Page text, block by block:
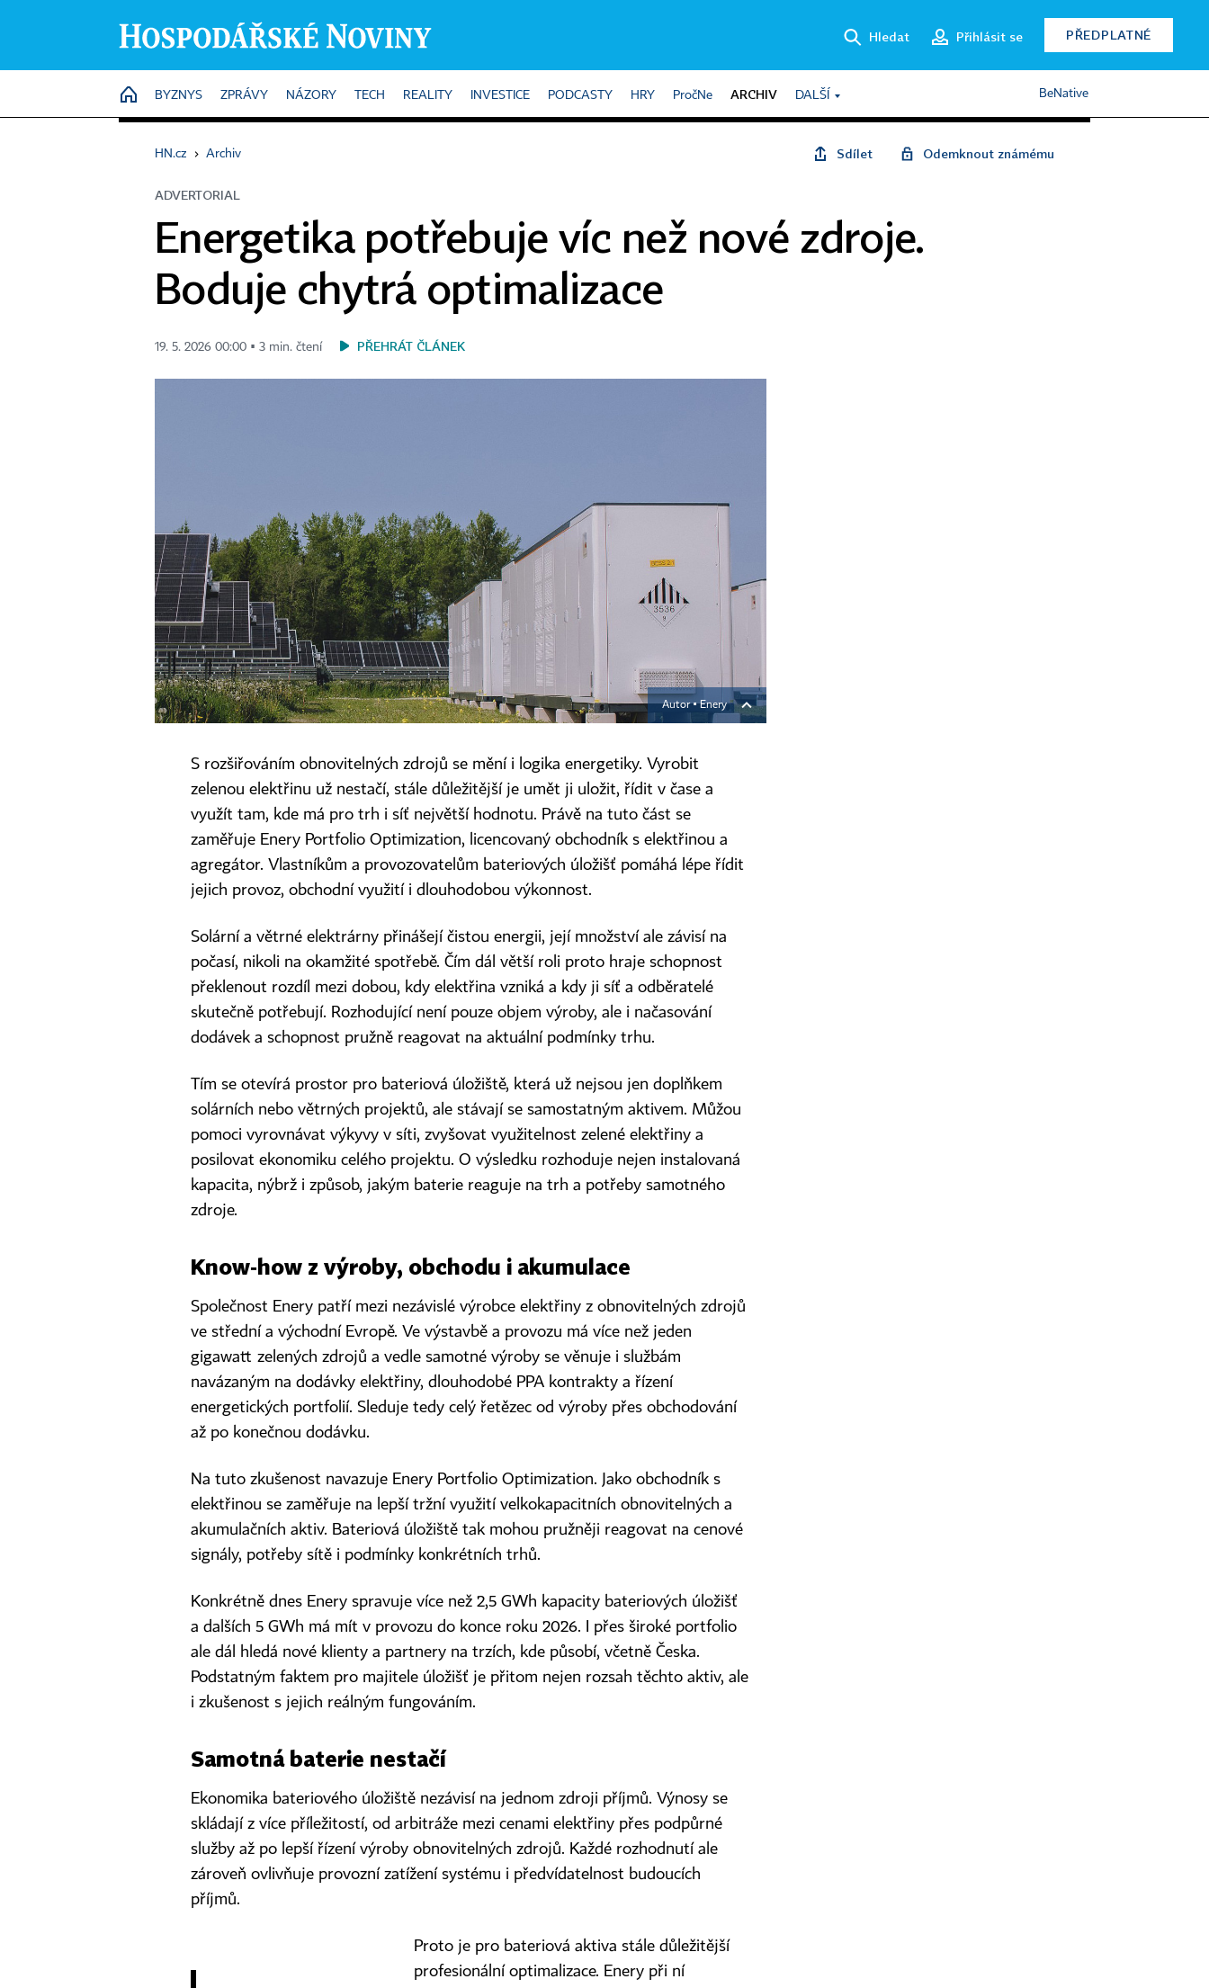
Hledat Přihlásit se PŘEDPLATNÉ
HOME
BYZNYS ZPRÁVY NÁZORY TECH REALITY INVESTICE PODCASTY HRY PročNe ARCHIV DALŠÍ BeNative
HN.cz › Archiv Sdílet Odemknout známému
ADVERTORIAL
Energetika potřebuje víc než nové zdroje.
Boduje chytrá optimalizace
19. 5. 2026 00:00 ▪ 3 min. čtení PŘEHRÁT ČLÁNEK
Autor ▪Enery
S rozšiřováním obnovitelných zdrojů se mění i logika energetiky. Vyrobit
zelenou elektřinu už nestačí, stále důležitější je umět ji uložit, řídit v čase a
využít tam, kde má pro trh i síť největší hodnotu. Právě na tuto část se
zaměřuje Enery Portfolio Optimization, licencovaný obchodník s elektřinou a
agregátor. Vlastníkům a provozovatelům bateriových úložišť pomáhá lépe řídit
jejich provoz, obchodní využití i dlouhodobou výkonnost.
Solární a větrné elektrárny přinášejí čistou energii, její množství ale závisí na
počasí, nikoli na okamžité spotřebě. Čím dál větší roli proto hraje schopnost
překlenout rozdíl mezi dobou, kdy elektřina vzniká a kdy ji síť a odběratelé
skutečně potřebují. Rozhodující není pouze objem výroby, ale i načasování
dodávek a schopnost pružně reagovat na aktuální podmínky trhu.
Tím se otevírá prostor pro bateriová úložiště, která už nejsou jen doplňkem
solárních nebo větrných projektů, ale stávají se samostatným aktivem. Můžou
pomoci vyrovnávat výkyvy v síti, zvyšovat využitelnost zelené elektřiny a
posilovat ekonomiku celého projektu. O výsledku rozhoduje nejen instalovaná
kapacita, nýbrž i způsob, jakým baterie reaguje na trh a potřeby samotného
zdroje.
Know‑how z výroby, obchodu i akumulace
Společnost Enery patří mezi nezávislé výrobce elektřiny z obnovitelných zdrojů
ve střední a východní Evropě. Ve výstavbě a provozu má více než jeden
gigawatt zelených zdrojů a vedle samotné výroby se věnuje i službám
navázaným na dodávky elektřiny, dlouhodobé PPA kontrakty a řízení
energetických portfolií. Sleduje tedy celý řetězec od výroby přes obchodování
až po konečnou dodávku.
Na tuto zkušenost navazuje Enery Portfolio Optimization. Jako obchodník s
elektřinou se zaměřuje na lepší tržní využití velkokapacitních obnovitelných a
akumulačních aktiv. Bateriová úložiště tak mohou pružněji reagovat na cenové
signály, potřeby sítě i podmínky konkrétních trhů.
Konkrétně dnes Enery spravuje více než 2,5 GWh kapacity bateriových úložišť
a dalších 5 GWh má mít v provozu do konce roku 2026. I přes široké portfolio
ale dál hledá nové klienty a partnery na trzích, kde působí, včetně Česka.
Podstatným faktem pro majitele úložišť je přitom nejen rozsah těchto aktiv, ale
i zkušenost s jejich reálným fungováním.
Samotná baterie nestačí
Ekonomika bateriového úložiště nezávisí na jednom zdroji příjmů. Výnosy se
skládají z více příležitostí, od arbitráže mezi cenami elektřiny přes podpůrné
služby až po lepší řízení výroby obnovitelných zdrojů. Každé rozhodnutí ale
zároveň ovlivňuje provozní zatížení systému i předvídatelnost budoucích
příjmů.
Proto je pro bateriová aktiva stále důležitější
profesionální optimalizace. Enery při ní